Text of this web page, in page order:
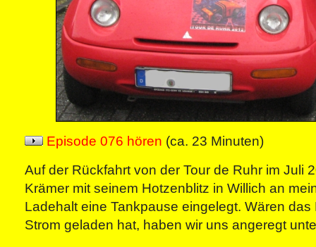
Episode 076 hören (ca. 23 Minuten)
Auf der Rückfahrt von der Tour de Ruhr im Juli
Krämer mit seinem Hotzenblitz in Willich an
Ladehalt eine Tankpause eingelegt. Wären
Strom geladen hat, haben wir uns angeregt